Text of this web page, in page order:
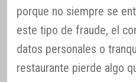
porque no siempre se
este tipo de fraude, el
datos personales o
restaurante pierde algo